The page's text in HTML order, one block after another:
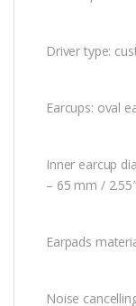
Driver type:
Earcups: oval
Inner earcup
– 65 mm /
Earpads
Noise